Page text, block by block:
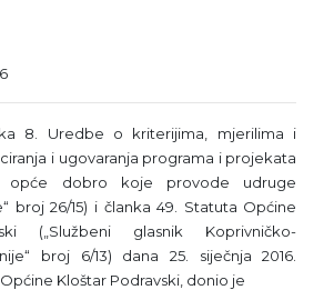
8. Uredbe o kriterijima, mjerilima i
i ugovaranja programa i projekata
opće dobro koje provode udruge
broj 26/15) i članka 49. Statuta Općine
(„Službeni glasnik Koprivničko-
broj 6/13) dana 25. siječnja 2016.
Kloštar Podravski, donio je